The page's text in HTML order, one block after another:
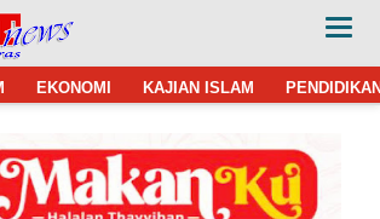
EKONOMI KAJIAN ISLAM